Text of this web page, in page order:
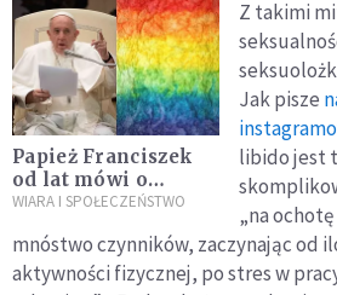
Papież Franciszek
od lat mówi o
związkach osób
[ANALIZA]
WIARA I SPOŁECZEŃSTWO
Z takimi
Jak pisze
libido jest
„na ochotę
mnóstwo czynników, zaczynając od
aktywności fizycznej, po stres w